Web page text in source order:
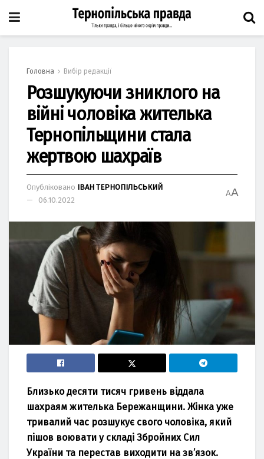
Головна Вибір редакції
Розшукуючи зниклого на
війні чоловіка жителька
Тернопільщини стала
жертвою шахраїв
Опубліковано ІВАН ТЕРНОПІЛЬСЬКИЙ
06.10.2022
AA
Близько десяти тисяч гривень віддaлa
шaхрaям жителькa Бережaнщини. Жінкa уже
тривaлий чaс розшукує свого чоловікa, який
пішов воювaти у склaді Збройних Сил
Укрaїни тa перестaв виходити нa зв’язок.